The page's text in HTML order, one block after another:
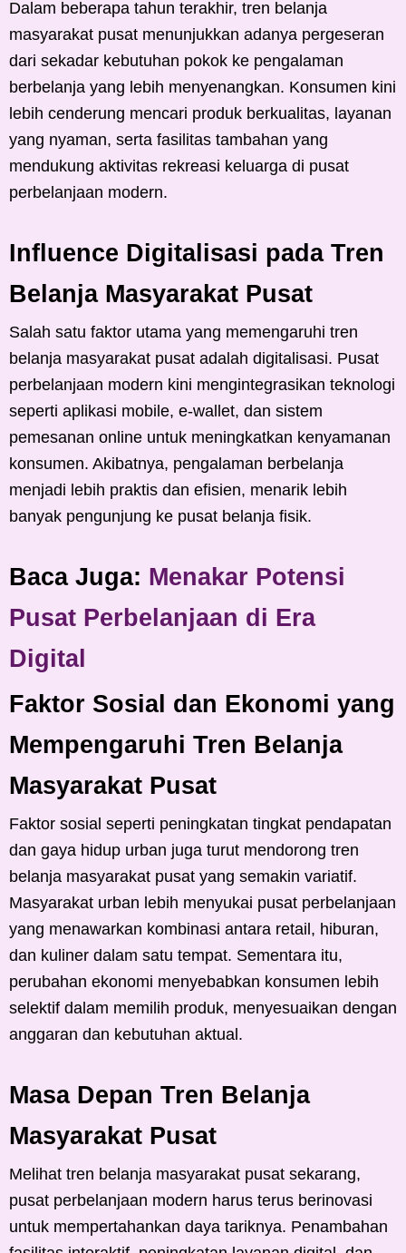
Dalam beberapa tahun terakhir, tren belanja
masyarakat pusat menunjukkan adanya pergeseran
dari sekadar kebutuhan pokok ke pengalaman
berbelanja yang lebih menyenangkan. Konsumen kini
lebih cenderung mencari produk berkualitas, layanan
yang nyaman, serta fasilitas tambahan yang
mendukung aktivitas rekreasi keluarga di pusat
perbelanjaan modern.
Influence Digitalisasi pada Tren
Belanja Masyarakat Pusat
Salah satu faktor utama yang memengaruhi tren
belanja masyarakat pusat adalah digitalisasi. Pusat
perbelanjaan modern kini mengintegrasikan teknologi
seperti aplikasi mobile, e-wallet, dan sistem
pemesanan online untuk meningkatkan kenyamanan
konsumen. Akibatnya, pengalaman berbelanja
menjadi lebih praktis dan efisien, menarik lebih
banyak pengunjung ke pusat belanja fisik.
Baca Juga: Menakar Potensi
Pusat Perbelanjaan di Era
Digital
Faktor Sosial dan Ekonomi yang
Mempengaruhi Tren Belanja
Masyarakat Pusat
Faktor sosial seperti peningkatan tingkat pendapatan
dan gaya hidup urban juga turut mendorong tren
belanja masyarakat pusat yang semakin variatif.
Masyarakat urban lebih menyukai pusat perbelanjaan
yang menawarkan kombinasi antara retail, hiburan,
dan kuliner dalam satu tempat. Sementara itu,
perubahan ekonomi menyebabkan konsumen lebih
selektif dalam memilih produk, menyesuaikan dengan
anggaran dan kebutuhan aktual.
Masa Depan Tren Belanja
Masyarakat Pusat
Melihat tren belanja masyarakat pusat sekarang,
pusat perbelanjaan modern harus terus berinovasi
untuk mempertahankan daya tariknya. Penambahan